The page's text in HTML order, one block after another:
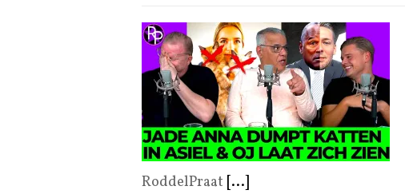
RoddelPraat [...]